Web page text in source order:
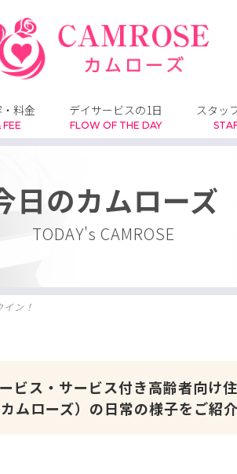
料金
FEE
デイサービスの1日
FLOW OF THE DAY
スタッ
日のカムローズ
TODAY's CAMROSE
ン！
ビス・サービス付き高齢者向け
ムローズ）の日常の様子をご紹介